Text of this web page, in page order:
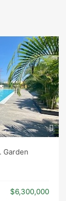
Garden
$6,300,000